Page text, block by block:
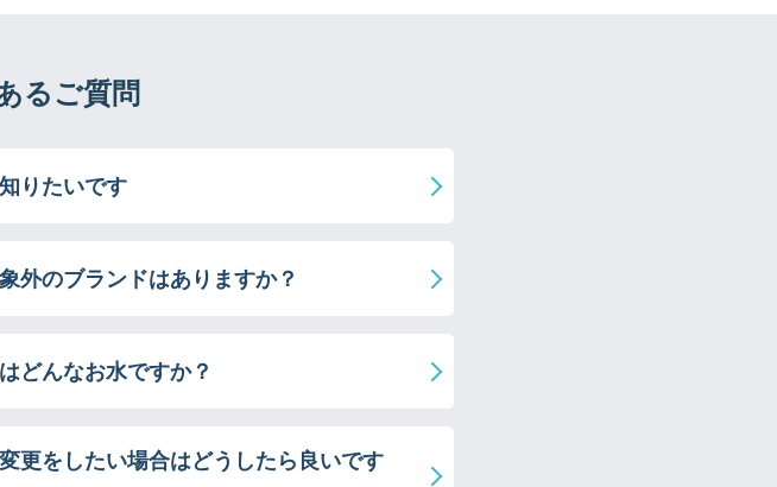
るご質問
りたいです
外のブランドはありますか？
どんなお水ですか？
更をしたい場合はどうしたら良いです